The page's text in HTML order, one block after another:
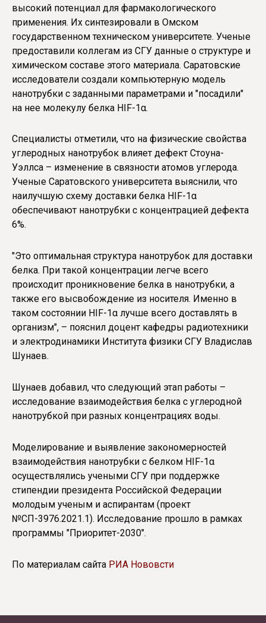
высокий потенциал для фармакологического
применения. Их синтезировали в Омском
государственном техническом университете. Ученые
предоставили коллегам из СГУ данные о структуре и
химическом составе этого материала. Саратовские
исследователи создали компьютерную модель
нанотрубки с заданными параметрами и "посадили"
на нее молекулу белка HIF-1α.
Специалисты отметили, что на физические свойства
углеродных нанотрубок влияет дефект Стоуна-
Уэллса – изменение в связности атомов углерода.
Ученые Саратовского университета выяснили, что
наилучшую схему доставки белка HIF-1α
обеспечивают нанотрубки с концентрацией дефекта
6%.
"Это оптимальная структура нанотрубок для доставки
белка. При такой концентрации легче всего
происходит проникновение белка в нанотрубки, а
также его высвобождение из носителя. Именно в
таком состоянии HIF-1α лучше всего доставлять в
организм", – пояснил доцент кафедры радиотехники
и электродинамики Института физики СГУ Владислав
Шунаев.
Шунаев добавил, что следующий этап работы –
исследование взаимодействия белка с углеродной
нанотрубкой при разных концентрациях воды.
Моделирование и выявление закономерностей
взаимодействия нанотрубки с белком HIF-1α
осуществлялись учеными СГУ при поддержке
стипендии президента Российской Федерации
молодым ученым и аспирантам (проект
№СП-3976.2021.1). Исследование прошло в рамках
программы "Приоритет-2030".
По материалам сайта РИА Нововсти